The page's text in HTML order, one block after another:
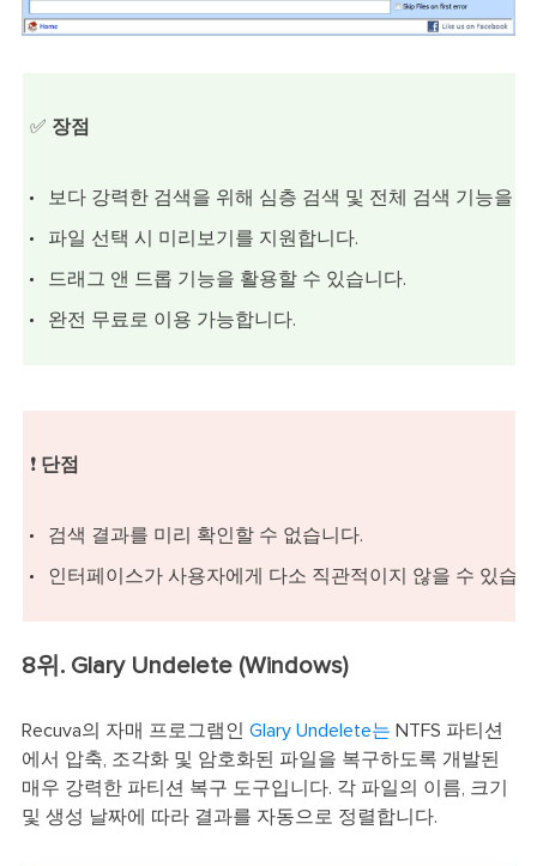
✅ 장점
보다 강력한 검색을 위해 심층 검색 및 전체 검색 기능을
파일 선택 시 미리보기를 지원합니다.
드래그 앤 드롭 기능을 활용할 수 있습니다.
완전 무료로 이용 가능합니다.
❗ 단점
검색 결과를 미리 확인할 수 없습니다.
인터페이스가 사용자에게 다소 직관적이지 않을 수 있습
8위. Glary Undelete (Windows)
Recuva의 자매 프로그램인 Glary Undelete는 NTFS 파티션
에서 압축, 조각화 및 암호화된 파일을 복구하도록 개발된
매우 강력한 파티션 복구 도구입니다. 각 파일의 이름, 크기
및 생성 날짜에 따라 결과를 자동으로 정렬합니다.